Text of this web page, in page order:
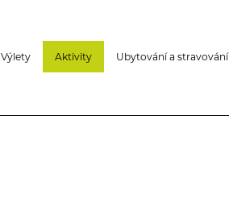
Výlety Aktivity Ubytování a stravování